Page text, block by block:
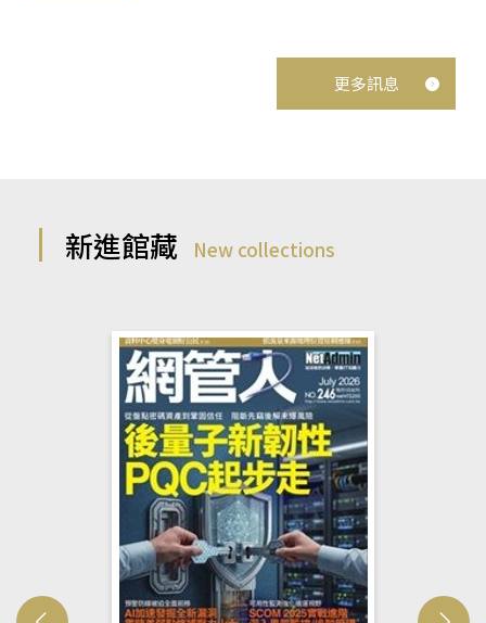
更多訊息
新進館藏 New collections